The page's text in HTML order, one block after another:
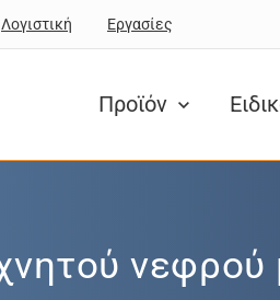
Λογιστική Εργασίες
Προϊόν
νεφρού